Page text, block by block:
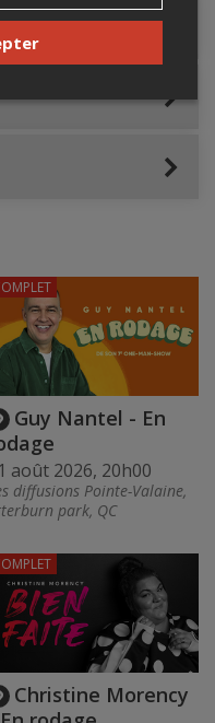
Guy Nantel - En
août 2026, 20h00
diffusions Pointe-Valaine,
park, QC
Christine Morency